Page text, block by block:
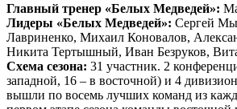
Главный тренер «Белых Медведей»:
Лидеры «Белых Медведей»: Сергей
Лавриненко, Михаил Коновалов,
Никита Тертышный, Иван Безруков,
Схема сезона: 31 участник. 2
западной, 16 – в восточной) и 4
вышли по восемь лучших команд из